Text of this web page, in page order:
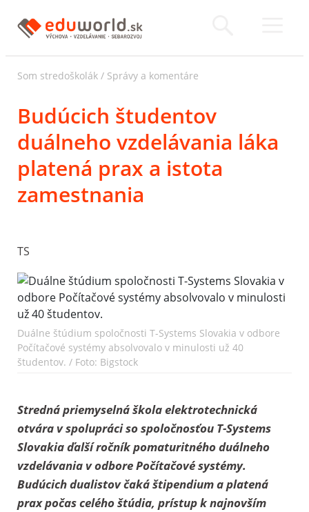
Som stredoškolák / Správy a komentáre
Budúcich študentov
duálneho vzdelávania láka
platená prax a istota
zamestnania
TS
Duálne štúdium spoločnosti T-Systems Slovakia v odbore
Počítačové systémy absolvovalo v minulosti už 40
študentov. / Foto: Bigstock
Stredná priemyselná škola elektrotechnická
otvára v spolupráci so spoločnosťou T-Systems
Slovakia ďalší ročník pomaturitného duálneho
vzdelávania v odbore Počítačové systémy.
Budúcich dualistov čaká štipendium a platená
prax počas celého štúdia, prístup k najnovším